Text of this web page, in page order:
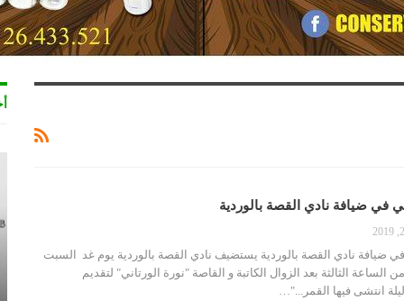
في ضيافة نادي القصة بالوردية
في ضيافة نادي القصة بالوردية يستضيف نادي القصة بالوردية يوم غد السبت
2019 بداية من الساعة الثالثة بعد الزوال الكاتبة و القاصة "نورة الورتاني" لتقديم
انتشى فيها القمر..."…